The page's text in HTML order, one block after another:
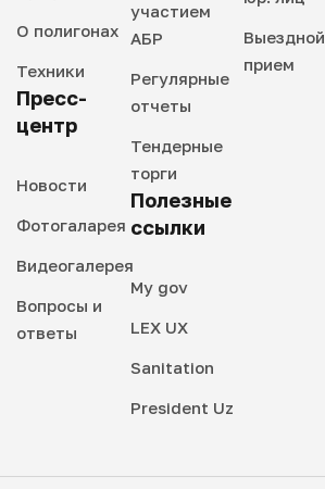
О полигонах
Техники
Пресс-
центр
Новости
Фотогаларея
Видеогалерея
Вопросы и
ответы
участием
АБР
Регулярные
отчеты
Тендерные
торги
Полезные
ссылки
My gov
LEX UX
Sanitation
President Uz
Выездной
прием